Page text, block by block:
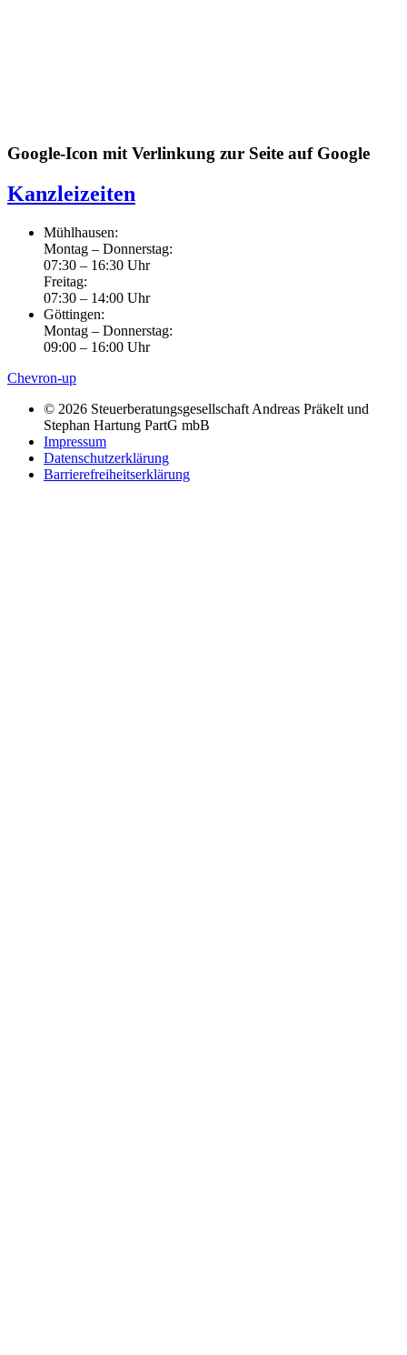
Google-Icon mit Verlinkung zur Seite auf Google
Kanzleizeiten
Mühlhausen:
Montag – Donnerstag:
07:30 – 16:30 Uhr
Freitag:
07:30 – 14:00 Uhr
Göttingen:
Montag – Donnerstag:
09:00 – 16:00 Uhr
Chevron-up
© 2026 Steuerberatungsgesellschaft Andreas Präkelt und
Stephan Hartung PartG mbB
Impressum
Datenschutzerklärung
Barrierefreiheitserklärung